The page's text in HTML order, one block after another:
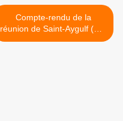
Compte-rendu de la
réunion de Saint-Aygulf (83)
du 23/02/19 >